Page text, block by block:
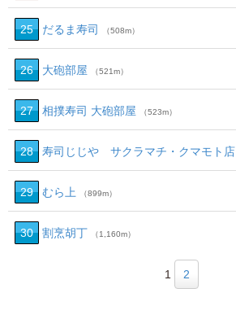
25 だるま寿司 （508m）
26 大砲部屋 （521m）
27 相撲寿司 大砲部屋 （523m）
28 寿司じじや サクラマチ・クマモト店
29 むら上 （899m）
30 割烹胡丁 （1,160m）
1 2